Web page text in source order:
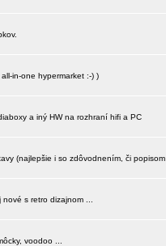
in-one hypermarket :-) )
a iný HW na rozhraní hifi a PC
(najlepšie i so zdôvodnením, či
s retro dizajnom ...
voodoo ...